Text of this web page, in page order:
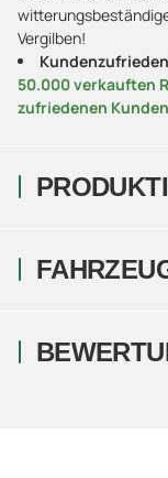
Vergilben!
50.000 verkauften
zufriedenen